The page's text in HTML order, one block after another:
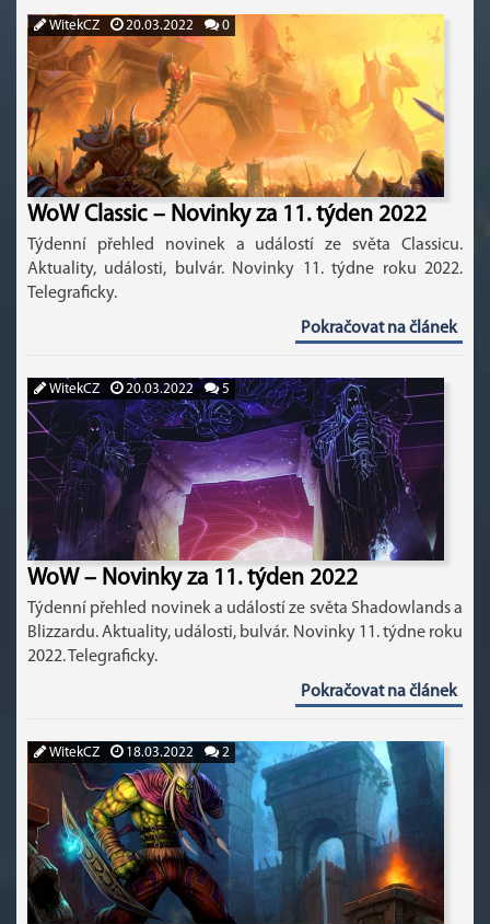
WitekCZ 20.03.2022 0
WoW Classic – Novinky za 11. týden 2022
Týdenní přehled novinek a událostí ze světa Classicu.
Aktuality, události, bulvár. Novinky 11. týdne roku 2022.
Telegraficky.
Pokračovat na článek
WitekCZ 20.03.2022 5
WoW – Novinky za 11. týden 2022
Týdenní přehled novinek a událostí ze světa Shadowlands a
Blizzardu. Aktuality, události, bulvár. Novinky 11. týdne roku
2022. Telegraficky.
Pokračovat na článek
WitekCZ 18.03.2022 2